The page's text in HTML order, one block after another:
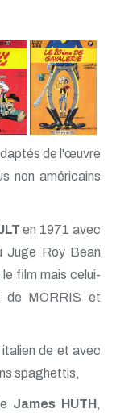
de l'œuvre
non américains
en 1971 avec
Juge Roy Bean
film mais celui-
de MORRIS et
de et avec
spaghettis,
James HUTH,